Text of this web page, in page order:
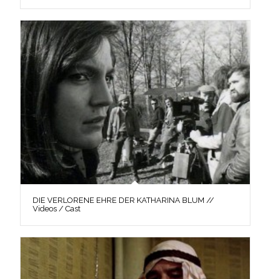
DIE VERLORENE EHRE DER KATHARINA BLUM //
Videos / Cast